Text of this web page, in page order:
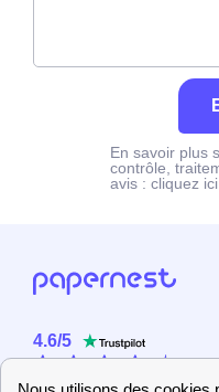
En savoir plus
contrôle,
avis : cliquez ici
4.6/5
2358 utilisateurs